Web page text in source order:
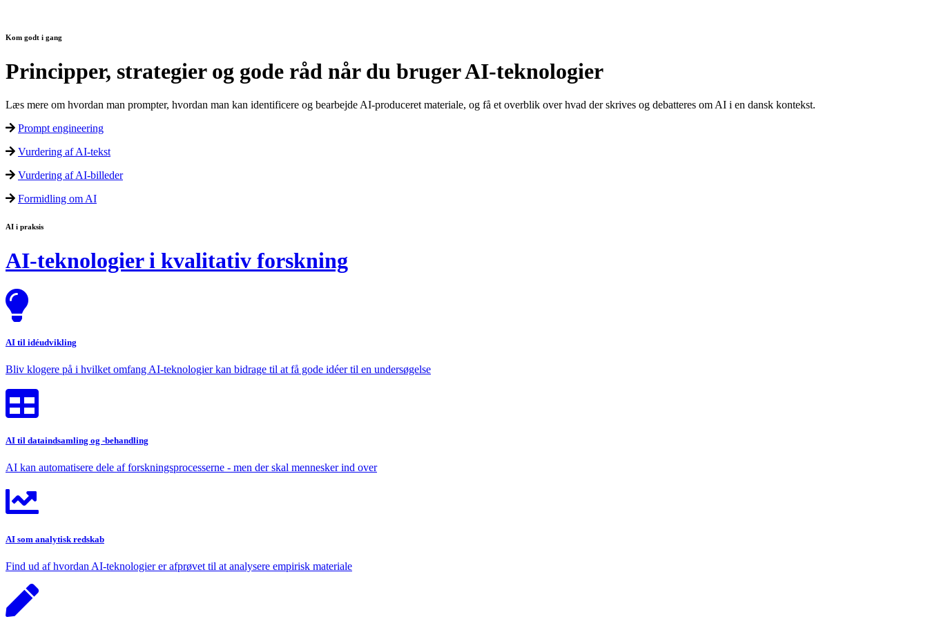
Kom godt i gang
Principper, strategier og gode råd når du bruger AI-teknologier
Læs mere om hvordan man prompter, hvordan man kan identificere og bearbejde AI-produceret materiale, og få et overblik over hvad der skrives og debatteres om AI i en dansk kontekst.
Prompt engineering
Vurdering af AI-tekst
Vurdering af AI-billeder
Formidling om AI
AI i praksis
AI-teknologier i kvalitativ forskning
AI til idéudvikling
Bliv klogere på i hvilket omfang AI-teknologier kan bidrage til at få gode idéer til en undersøgelse
AI til dataindsamling og -behandling
AI kan automatisere dele af forskningsprocesserne - men der skal mennesker ind over
AI som analytisk redskab
Find ud af hvordan AI-teknologier er afprøvet til at analysere empirisk materiale